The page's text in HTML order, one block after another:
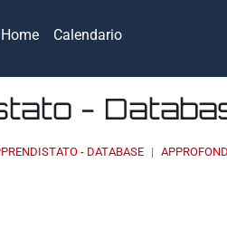
Home Calendario
-
- DATABASE